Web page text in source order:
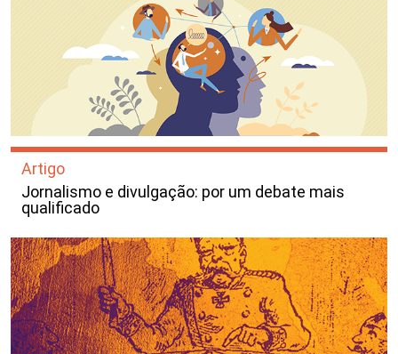
Artigo
Jornalismo e divulgação: por um debate mais
qualificado